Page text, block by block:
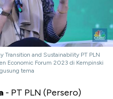
Transition and Sustainability PT PLN
Economic Forum 2023 di Kempinski
tema
- PT PLN (Persero)